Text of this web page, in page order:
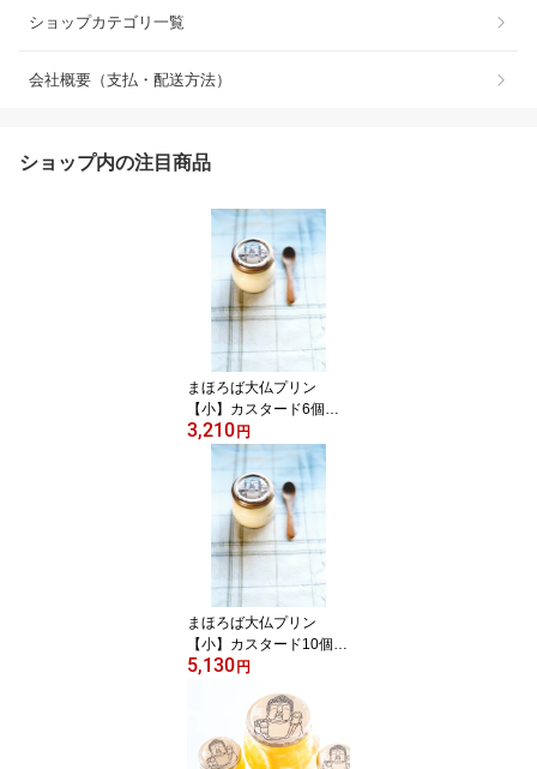
ショップカテゴリ一覧
会社概要（支払・配送方法）
ショップ内の注目商品
まほろば大仏プリン
【小】カスタード6個セ
ット(B-1)【楽ギフ_の
し】【楽ギフ_メッセ】
なら おみやげ お取り寄
せ 奈良 名産 お土産 スイ
ーツ お中元に
3,210 円
まほろば大仏プリン
【小】カスタード10個セ
ット(B-3)【楽ギフ_の
なら おみやげ お取り寄
せ 奈良 名産 お土産 スイ
ーツ お中元に
5,130 円